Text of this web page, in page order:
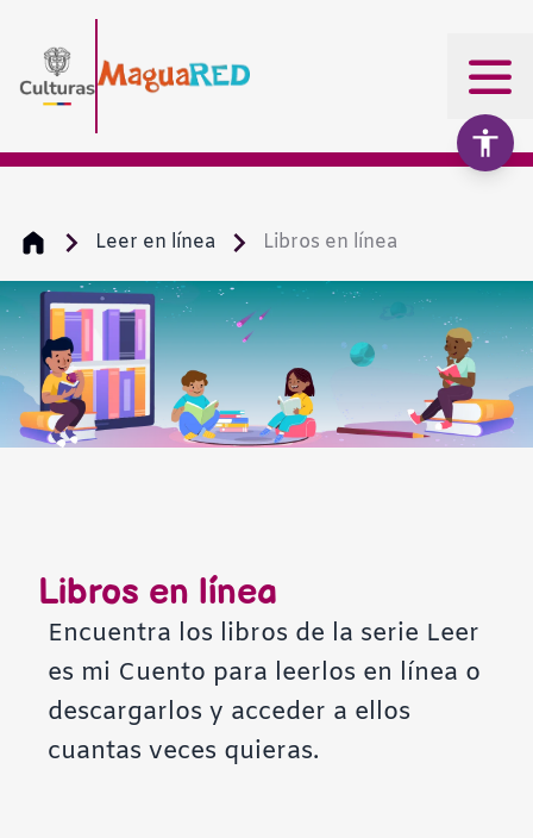
Leer en línea Libros en línea
Libros en línea
Encuentra los libros de la serie Leer
es mi Cuento para leerlos en línea o
descargarlos y acceder a ellos
cuantas veces quieras.
Aumentar texto 100%
Disminuir texto
Escala de grises
Fondo claro
Subrayar enlaces
Fuente legible